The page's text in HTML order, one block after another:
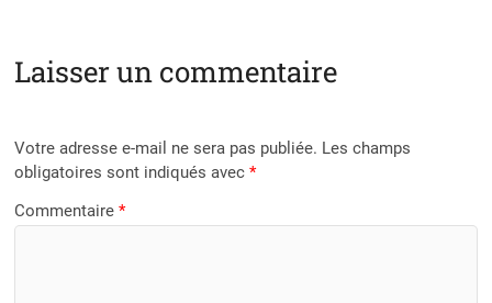
Laisser un commentaire
Votre adresse e-mail ne sera pas publiée. Les champs
obligatoires sont indiqués avec*
Commentaire*